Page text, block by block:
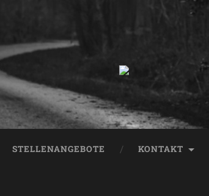
STELLENANGEBOTE KONTAKT